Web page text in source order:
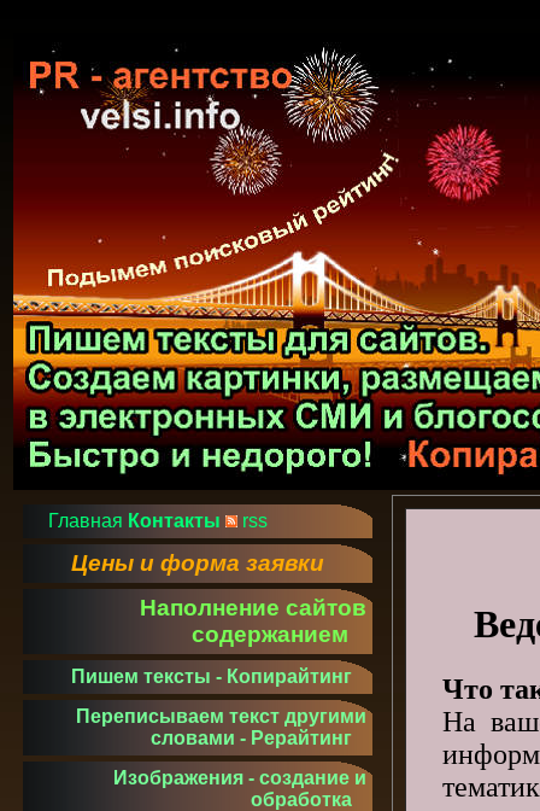
Что
На
Главная Контакты rss
Цены и форма заявки
Наполнение сайтов
содержанием
Пишем тексты - Копирайтинг
Переписываем текст другими
словами - Рерайтинг
Изображения - создание и
обработка